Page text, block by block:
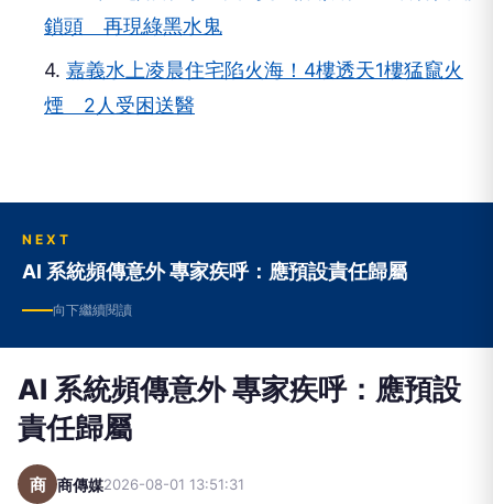
鎖頭 再現綠黑水鬼
4. 嘉義水上凌晨住宅陷火海！4樓透天1樓猛竄火
煙 2人受困送醫
NEXT
AI 系統頻傳意外 專家疾呼：應預設責任歸屬
向下繼續閱讀
AI 系統頻傳意外 專家疾呼：應預設
責任歸屬
商 商傳媒2026-08-01 13:51:31